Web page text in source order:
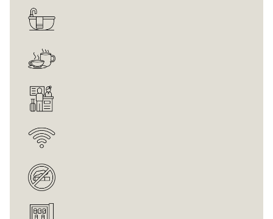
кондиционное воздух и некурящие. В них собирают до 2
кровати. К дополнению кровати имеет плату.